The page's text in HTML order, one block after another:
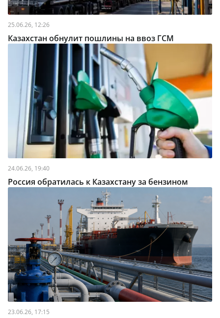
25.06.26, 12:26
Казахстан обнулит пошлины на ввоз ГСМ
24.06.26, 19:40
Россия обратилась к Казахстану за бензином
23.06.26, 17:15